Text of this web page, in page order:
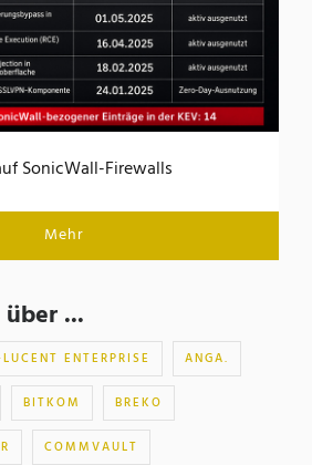
SonicWall-Firewalls
Mehr
über ...
ENTERPRISE ANGA.
BITKOM BREKO
COMMVAULT